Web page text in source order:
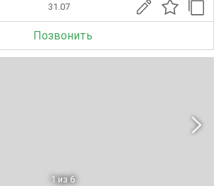
31.07
Позвонить
1 из 6